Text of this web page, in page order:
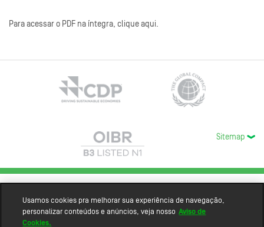
Para acessar o PDF na íntegra, clique aqui.
Sitemap
Usamos cookies pra melhorar sua experiência de navegação,
personalizar conteúdos e anúncios, veja nosso Aviso de
Cookies.